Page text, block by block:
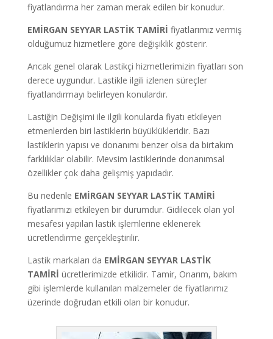
fiyatlandırma her zaman merak edilen bir konudur.
EMİRGAN SEYYAR LASTİK TAMİRİ fiyatlarımız vermiş
olduğumuz hizmetlere göre değişiklik gösterir.
Ancak genel olarak Lastikçi hizmetlerimizin fiyatları son
derece uygundur. Lastikle ilgili izlenen süreçler
fiyatlandırmayı belirleyen konulardır.
Lastiğin Değişimi ile ilgili konularda fiyatı etkileyen
etmenlerden biri lastiklerin büyüklükleridir. Bazı
lastiklerin yapısı ve donanımı benzer olsa da birtakım
farklılıklar olabilir. Mevsim lastiklerinde donanımsal
özellikler çok daha gelişmiş yapıdadır.
Bu nedenle EMİRGAN SEYYAR LASTİK TAMİRİ
fiyatlarımızı etkileyen bir durumdur. Gidilecek olan yol
mesafesi yapılan lastik işlemlerine eklenerek
ücretlendirme gerçekleştirilir.
Lastik markaları da EMİRGAN SEYYAR LASTİK
TAMİRİ ücretlerimizde etkilidir. Tamir, Onarım, bakım
gibi işlemlerde kullanılan malzemeler de fiyatlarımız
üzerinde doğrudan etkili olan bir konudur.